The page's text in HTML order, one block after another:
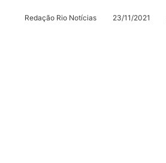
Redação Rio Notícias 23/11/2021